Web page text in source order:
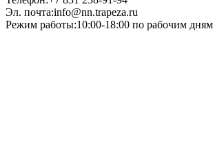
Эл. почта:info@nn.trapeza.ru
Режим работы:10:00-18:00 по рабочим дням